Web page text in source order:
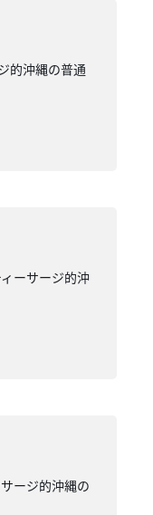
的沖縄の普通
ーサージ的沖
ージ的沖縄の